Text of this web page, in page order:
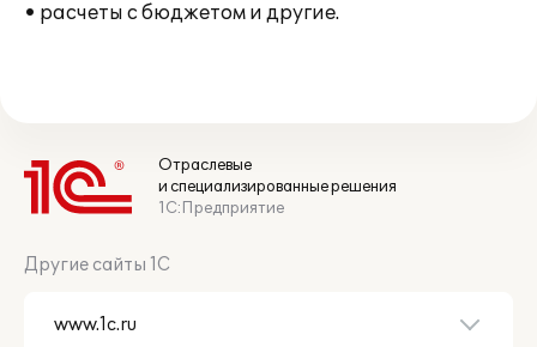
• расчеты с бюджетом и другие.
Отраслевые
и специализированные решения
1С:Предприятие
Другие сайты 1С